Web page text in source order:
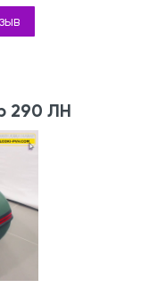
290 ЛН